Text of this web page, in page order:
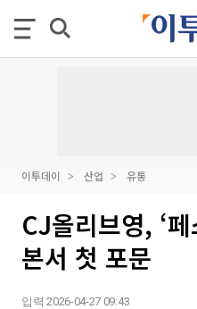
이투데이 산업 유통
CJ올리브영, ‘
본서 첫 포문
입력 2026-04-27 09:43